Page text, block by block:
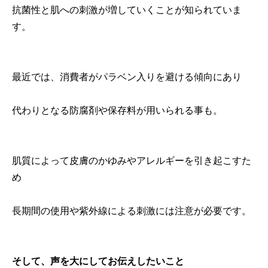
抗菌性と肌への刺激が増していくことが知られていま
す。
最近では、消費者がパラベン入りを避ける傾向にあり
代わりとなる防腐剤や保存料が用いられる事も。
肌質によって皮膚のかゆみやアレルギーを引き起こすた
め
長期間の使用や紫外線による刺激には注意が必要です。
そして、声を大にしてお伝えしたいこと